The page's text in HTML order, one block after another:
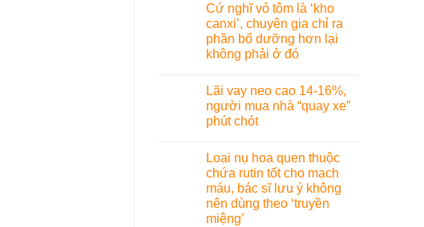
Cứ nghĩ vỏ tôm là ‘kho
canxi’, chuyên gia chỉ ra
phần bổ dưỡng hơn lại
không phải ở đó
Lãi vay neo cao 14-16%,
người mua nhà “quay xe”
phút chót
Loại nụ hoa quen thuộc
chứa rutin tốt cho mạch
máu, bác sĩ lưu ý không
nên dùng theo ‘truyền
miệng’